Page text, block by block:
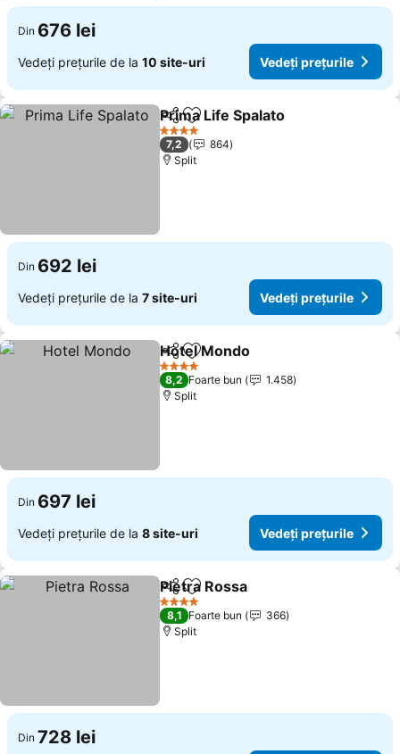
Din 676 lei
Vedeți prețurile de la 10 site-uri Vedeți prețurile
DistribuițiAdăugaţi la favorite
Prima Life Spalato
4 Stele
7,2
864
Split
Din 692 lei
Vedeți prețurile de la 7 site-uri Vedeți prețurile
DistribuițiAdăugaţi la favorite
Hotel Mondo
4 Stele
8,2 Foarte bun
1.458
Split
Din 697 lei
Vedeți prețurile de la 8 site-uri Vedeți prețurile
DistribuițiAdăugaţi la favorite
Pietra Rossa
4 Stele
8,1 Foarte bun
366
Split
Din 728 lei